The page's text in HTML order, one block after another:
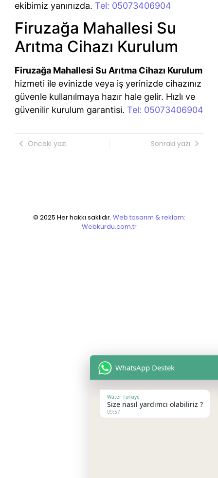
ekibimiz yanınızda. Tel: 05073406904
Firuzağa Mahallesi Su
Arıtma Cihazı Kurulum
Firuzağa Mahallesi Su Arıtma Cihazı Kurulum
hizmeti ile evinizde veya iş yerinizde cihazınız
güvenle kullanılmaya hazır hale gelir. Hızlı ve
güvenilir kurulum garantisi. Tel: 05073406904
Önceki yazı Sonraki yazı
© 2025 Her hakkı saklıdır. Web tasarım & reklam:
Webkurdu.com.tr
WhatsApp Destek
Water Türkiye
Size nasıl yardımcı olabiliriz ?
09:57